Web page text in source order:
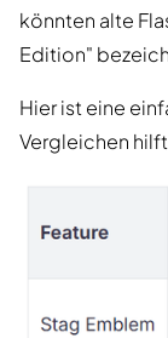
könnten alte
Edition"
Hier ist eine
Vergleichen